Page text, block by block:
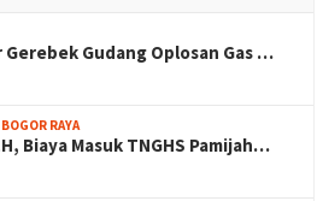
Gerebek Gudang Oplosan Gas …
BOGOR RAYA
Biaya Masuk TNGHS Pamijah…